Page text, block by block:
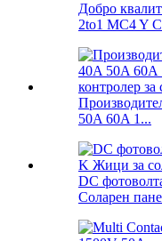
Добро
2to1 MC4 Y
50A 60A 1...
DC
Соларен